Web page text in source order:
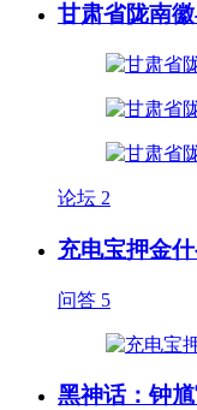
甘肃省陇南
论坛 2
充电宝押金
问答 5
黑神话：钟